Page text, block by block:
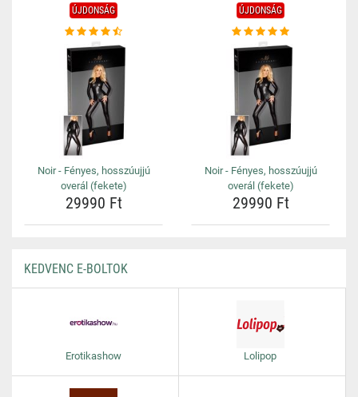
ÚJDONSÁG
Noir - Fényes, hosszúujjú
overál (fekete)
29990 Ft
ÚJDONSÁG
Noir - Fényes, hosszúujjú
overál (fekete)
29990 Ft
KEDVENC E-BOLTOK
Erotikashow Lolipop